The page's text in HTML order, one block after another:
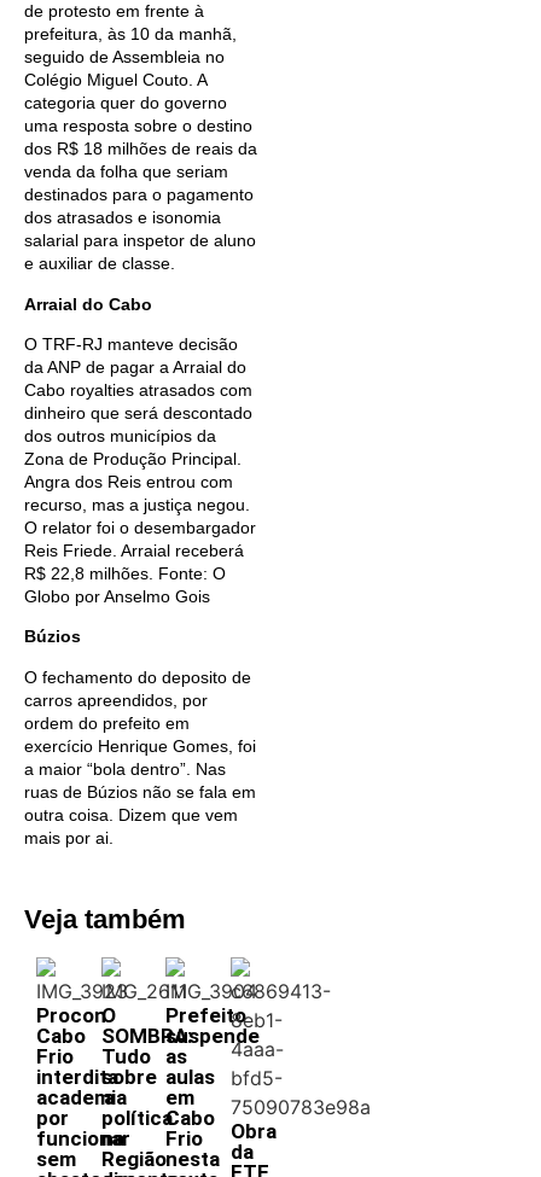
de protesto em frente à
prefeitura, às 10 da manhã,
seguido de Assembleia no
Colégio Miguel Couto. A
categoria quer do governo
uma resposta sobre o destino
dos R$ 18 milhões de reais da
venda da folha que seriam
destinados para o pagamento
dos atrasados e isonomia
salarial para inspetor de aluno
e auxiliar de classe.
Arraial do Cabo
O TRF-RJ manteve decisão
da ANP de pagar a Arraial do
Cabo royalties atrasados com
dinheiro que será descontado
dos outros municípios da
Zona de Produção Principal.
Angra dos Reis entrou com
recurso, mas a justiça negou.
O relator foi o desembargador
Reis Friede. Arraial receberá
R$ 22,8 milhões. Fonte: O
Globo por Anselmo Gois
Búzios
O fechamento do deposito de
carros apreendidos, por
ordem do prefeito em
exercício Henrique Gomes, foi
a maior “bola dentro”. Nas
ruas de Búzios não se fala em
outra coisa. Dizem que vem
mais por ai.
Veja também
Procon
Cabo
Frio
interdita
academia
por
funcionar
sem
O
SOMBRA:
Tudo
sobre
a
política
na
Região
Prefeito
suspende
as
aulas
em
Cabo
Frio
nesta
Obra
da